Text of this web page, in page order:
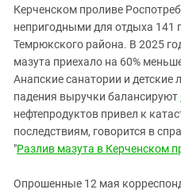
Керченском проливе
непригодными для отдыха
Темрюкского района. В 2025
мазута приехало на 60%
Анапские санатории и детские
падения выручки балансируют
нефтепродуктов привел к
последствиям, говорится в
"Разлив мазута в Керченском
Опрошенные 12 мая